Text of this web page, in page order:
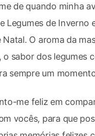
de quando minha
Legumes de Inverno
Natal. O aroma da
o sabor dos legumes
sempre um
me feliz em
vocês, para que